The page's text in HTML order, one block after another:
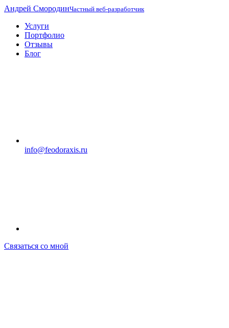
Андрей СмородинЧастный веб-разработчик
Услуги
Портфолио
Отзывы
Блог
info@feodoraxis.ru
Связаться со мной